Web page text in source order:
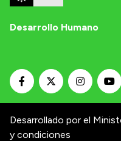
Desarrollo Humano
Desarrollado por el
y condiciones